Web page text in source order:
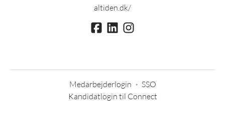
altiden.dk/
Medarbejderlogin · SSO
Kandidatlogin til Connect